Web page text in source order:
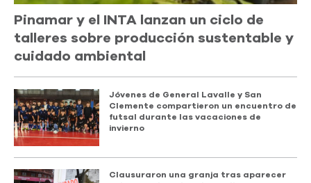
Pinamar y el INTA lanzan un ciclo de
talleres sobre producción sustentable y
cuidado ambiental
Jóvenes de General Lavalle y San
Clemente compartieron un encuentro de
futsal durante las vacaciones de
invierno
Clausuraron una granja tras aparecer